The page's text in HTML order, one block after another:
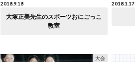
2018.9.18
大塚正美先生のスポーツおにごっこ
教室
2018.1.17
大会